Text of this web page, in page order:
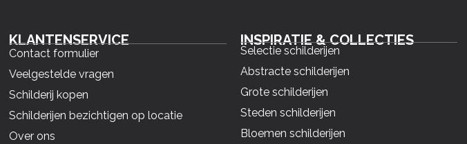
KLANTENSERVICE
Contact formulier
Veelgestelde vragen
Schilderij kopen
Schilderijen bezichtigen op locatie
Over ons
INSPIRATIE & COLLECTIES
Selectie schilderijen
Abstracte schilderijen
Grote schilderijen
Steden schilderijen
Bloemen schilderijen